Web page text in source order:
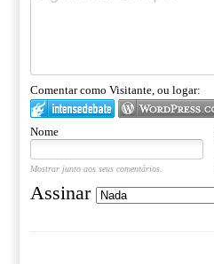
Comentar como Visitante, ou logar:
Nome
Mostrar junto aos seus comentários.
Assinar